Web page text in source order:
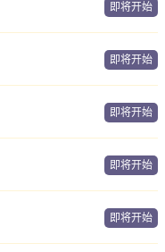
即将开始
即将开始
即将开始
即将开始
即将开始